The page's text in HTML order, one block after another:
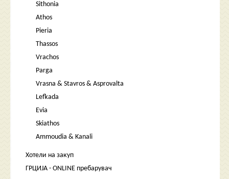
Sithonia
Athos
Pieria
Thassos
Vrachos
Parga
Vrasna & Stavros & Asprovalta
Lefkada
Evia
Skiathos
Ammoudia & Kanali
Хотели на закуп
ГРЦИЈА - ONLINE пребарувач